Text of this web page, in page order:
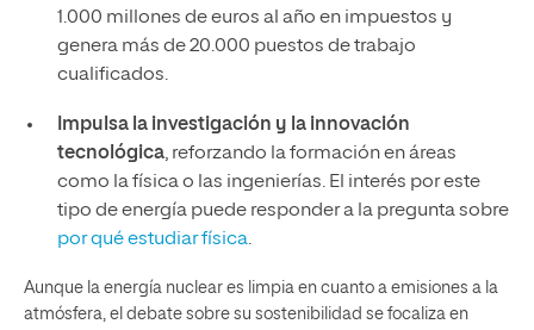
1.000 millones de euros al año en impuestos y
genera más de 20.000 puestos de trabajo
cualificados.
Impulsa la investigación y la innovación
tecnológica, reforzando la formación en áreas
como la física o las ingenierías. El interés por este
tipo de energía puede responder a la pregunta sobre
por qué estudiar física.
Aunque la energía nuclear es limpia en cuanto a emisiones a la
atmósfera, el debate sobre su sostenibilidad se focaliza en